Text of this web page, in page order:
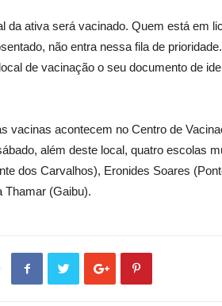
da ativa será vacinado. Quem está em
não entra nessa fila de
de vacinação o seu documento de
vacinas acontecem no Centro de
além deste local, quatro escolas
dos Carvalhos), Eronides Soares
Thamar (Gaibu).